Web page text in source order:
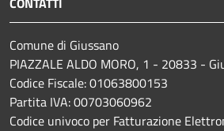
Comune di Giussano
PIAZZALE ALDO MORO, 1 - 20833 -
Codice Fiscale: 01063800153
Partita IVA: 00703060962
Codice univoco per Fatturazione